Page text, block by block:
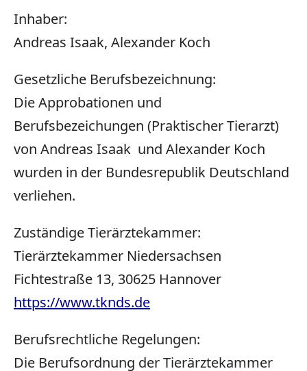
Inhaber:
Andreas Isaak, Alexander Koch
Gesetzliche Berufsbezeichnung:
Die Approbationen und
Berufsbezeichungen (Praktischer Tierarzt)
von Andreas Isaak und Alexander Koch
wurden in der Bundesrepublik Deutschland
verliehen.
Zuständige Tierärztekammer:
Tierärztekammer Niedersachsen
Fichtestraße 13, 30625 Hannover
https://www.tknds.de
Berufsrechtliche Regelungen:
Die Berufsordnung der Tierärztekammer